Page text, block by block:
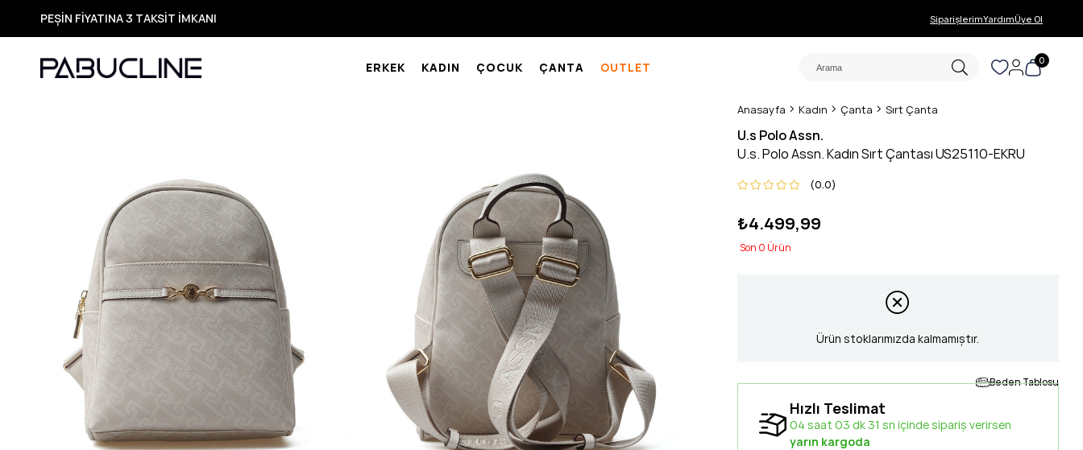
PEŞİN FİYATINA 3 TAKSİT İMKANI
TÜM ÜRÜNLERDE ÜCRETSİZ KARGO
Seçili Ürünlerde Hızlı Teslimat
SiparişlerimYardımÜye Ol
ERKEK KADIN ÇOCUK ÇANTA OUTLET 0
Anasayfa Kadın Çanta Sırt Çanta
U.s Polo Assn.
U.s. Polo Assn. Kadın Sırt Çantası US25110-EKRU
0.0
₺4.499,99
0
Ürün stoklarımızda kalmamıştır.
Beden Tablosu
Hızlı Teslimat
04 saat 03 dk 31 sn içinde sipariş verirsen
yarın kargoda